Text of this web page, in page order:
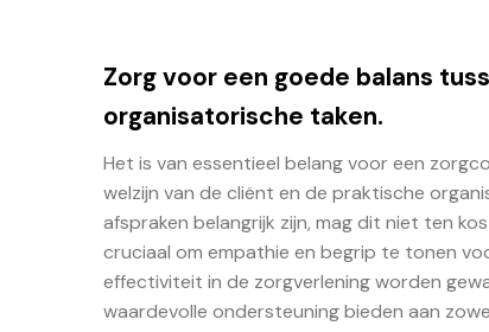
Zorg voor een goede balans
organisatorische taken.
Het is van essentieel belang voor een
welzijn van de cliënt en de praktische
afspraken belangrijk zijn, mag dit niet ten
cruciaal om empathie en begrip te tonen
effectiviteit in de zorgverlening worden
waardevolle ondersteuning bieden aan